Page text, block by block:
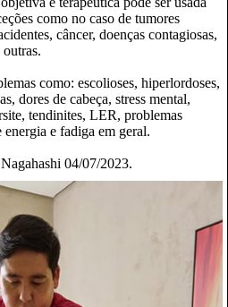
como no caso de tumores
câncer, doenças contagiosas,
como: escolioses, hiperlordoses,
dores de cabeça, stress mental,
tendinites, LER, problemas
e fadiga em geral.
04/07/2023.